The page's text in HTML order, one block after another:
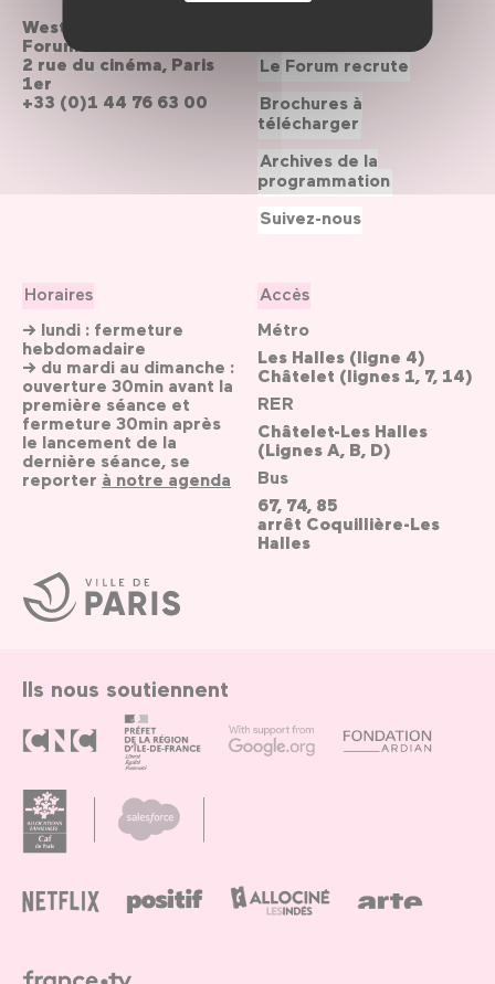
Ville
de
Paris
Westfield
Forum des Halles
2 rue du cinéma, Paris
1er
+33 (0)1 44 76 63 00
Horaires
→ lundi : fermeture
hebdomadaire
→ du mardi au dimanche :
ouverture 30min avant la
première séance et
fermeture 30min après
le lancement de la
dernière séance, se
reporter à notre agenda
Accès
Métro
Les Halles (ligne 4)
Châtelet (lignes 1, 7, 14)
RER
Châtelet-Les Halles
(Lignes A, B, D)
Bus
67, 74, 85
arrêt Coquillière-Les
Halles
Le Forum recrute
Brochures à
télécharger
Archives de la
programmation
Suivez-nous
Ils nous soutiennent